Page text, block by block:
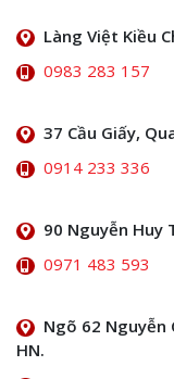
Làng Việt Kiều
0983 283 157
37 Cầu Giấy,
0914 233 336
90 Nguyễn Huy
0971 483 593
Ngõ 62 Nguyễn
HN.